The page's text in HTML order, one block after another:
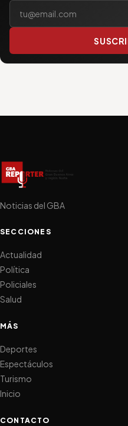
Noticias del GBA
SECCIONES
Actualidad
Política
Policiales
Salud
MÁS
Deportes
Espectáculos
Turismo
Inicio
CONTACTO